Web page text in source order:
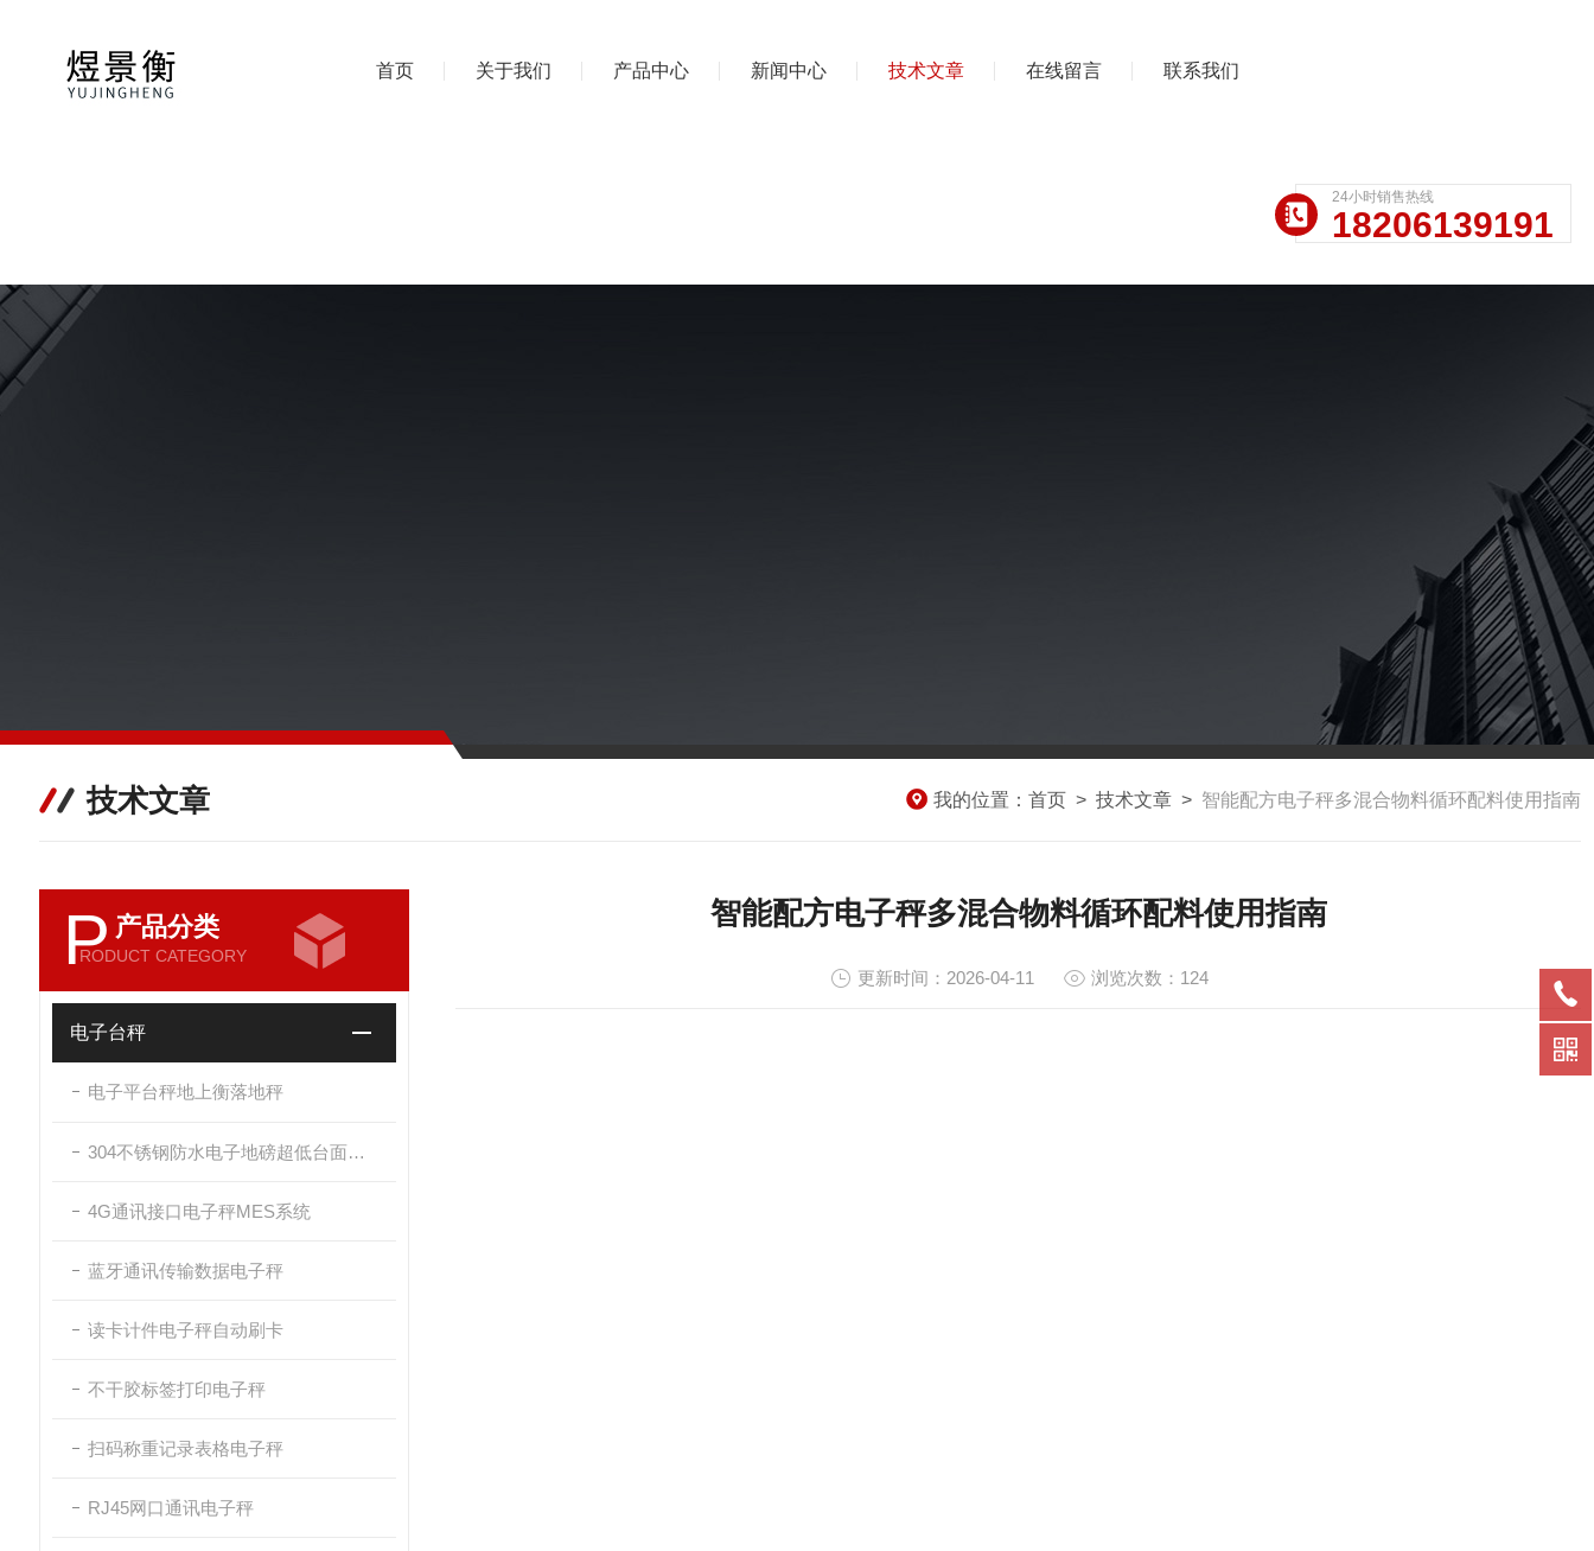
首页 关于我们 产品中心 新闻中心 技术文章 在线留言 联系我们
24小时销售热线
18206139191
技术文章 我的位置： 首页 > 技术文章 > 智能配方电子秤多混合物料循环配料使用指南
P 产品分类
RODUCT CATEGORY
电子台秤
电子平台秤地上衡落地秤
304不锈钢防水电子地磅超低台面带斜坡
4G通讯接口电子秤MES系统
蓝牙通讯传输数据电子秤
读卡计件电子秤自动刷卡
不干胶标签打印电子秤
扫码称重记录表格电子秤
RJ45网口通讯电子秤
智能配方电子秤多混合物料循环配料使用指南
更新时间：2026-04-11 浏览次数：124